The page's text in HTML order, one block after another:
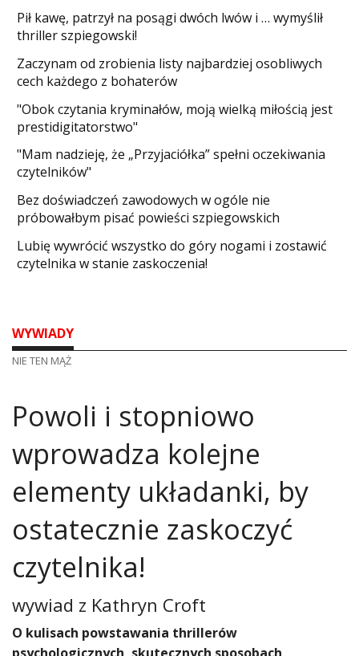
​Pił kawę, patrzył na posągi dwóch lwów i … wymyślił
thriller szpiegowski!
Zaczynam od zrobienia listy najbardziej osobliwych
cech każdego z bohaterów
"Obok czytania kryminałów, moją wielką miłością jest
prestidigitatorstwo"
"Mam nadzieję, że „Przyjaciółka” spełni oczekiwania
czytelników"
Bez doświadczeń zawodowych w ogóle nie
próbowałbym pisać powieści szpiegowskich
​Lubię wywrócić wszystko do góry nogami i zostawić
czytelnika w stanie zaskoczenia!
WYWIADY
NIE TEN MĄŻ
Powoli i stopniowo
wprowadza kolejne
elementy układanki, by
ostatecznie zaskoczyć
czytelnika!
wywiad z Kathryn Croft
O kulisach powstawania thrillerów